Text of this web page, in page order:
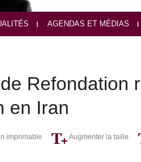
AGENDAS ET MÉDIAS
Refondation
en Iran
imprimable Augmenter la taille